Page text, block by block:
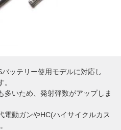
ッテリー使用モデルに対応し
多いため、発射弾数がアップしま
電動ガンやHC(ハイサイクルカス